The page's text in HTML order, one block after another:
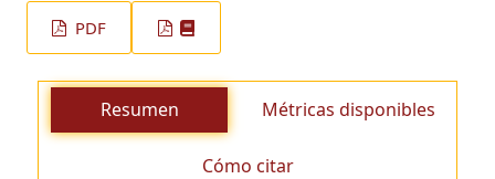
PDF
Resumen Métricas disponibles
Cómo citar